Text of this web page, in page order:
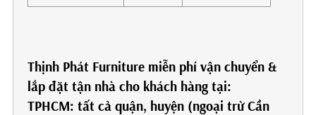
Thịnh Phát Furniture miễn phí vận chuyển &
lắp đặt tận nhà cho khách hàng tại:
TPHCM: tất cả quận, huyện (ngoại trừ Cần